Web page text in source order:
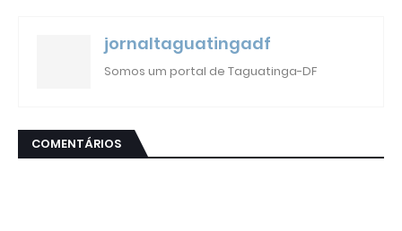
jornaltaguatingadf
Somos um portal de Taguatinga-DF
COMENTÁRIOS